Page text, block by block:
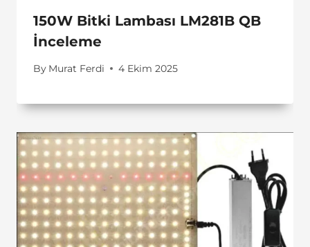
150W Bitki Lambası LM281B QB
İnceleme
By Murat Ferdi 4 Ekim 2025